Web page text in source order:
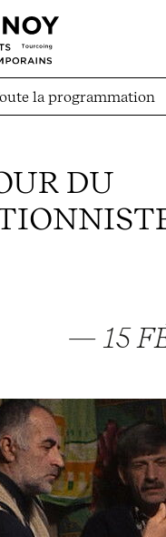
la programmation
DU
— 15